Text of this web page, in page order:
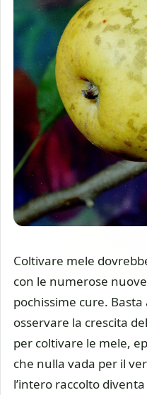
Coltivare mele
con le numerose
pochissime cure.
osservare la crescita
per coltivare le mele,
che nulla vada per il
l’intero raccolto